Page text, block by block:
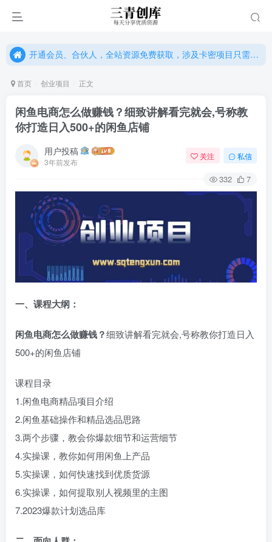
开通会员、合伙人，全站资源免费获取，涉及卡密项目只需单独购卡密（位置：网站右下悬浮按钮）
开通会员、合伙人，全站资源免费获取，涉及卡密项目只需单独购卡密（位置：网站右下悬浮按钮）
首页 创业项目 正文
闲鱼电商怎么做赚钱？细致讲解看完就会,号称教
你打造日入500+的闲鱼店铺
用户投稿
3年前发布
关注 私信
332 7
一、 课程大纲：
闲鱼电商怎么做赚钱？细致讲解看完就会,号称教你打造日入
500+的闲鱼店铺
课程目录
1.闲鱼电商精品项目介绍
2.闲鱼基础操作和精品选品思路
3.两个步骤，教会你爆款细节和运营细节
4.实操课，教你如何用闲鱼上产品
5.实操课，如何快速找到优质货源
6.实操课，如何提取别人视频里的主图
7.2023爆款计划选品库